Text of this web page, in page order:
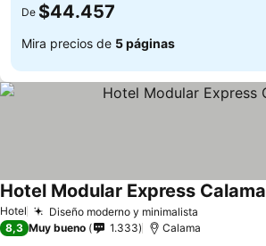
De $44.457
Mira precios de 5 páginas
Hotel Diseño moderno y minimalista
Hotel Modular Express Calama
8,3 Muy bueno 1.333 Calama